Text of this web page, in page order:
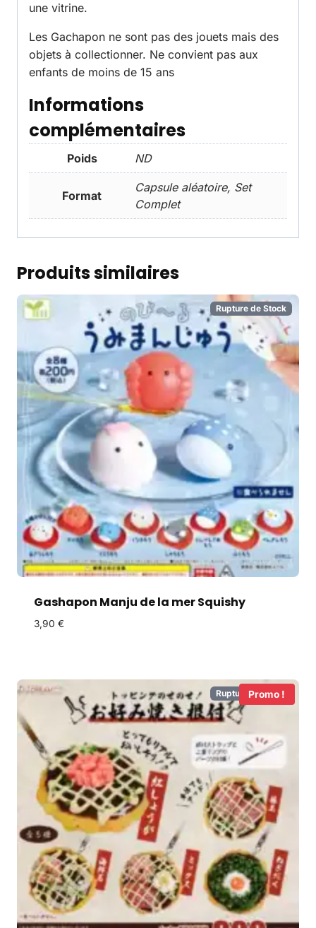
une vitrine.
Les Gachapon ne sont pas des jouets mais des
objets à collectionner. Ne convient pas aux
enfants de moins de 15 ans
Informations
complémentaires
Poids ND
Format
Capsule aléatoire, Set
Complet
Produits similaires
Rupture de Stock
Gashapon Manju de la mer Squishy
3,90 €
Rupture de Stock
Promo !